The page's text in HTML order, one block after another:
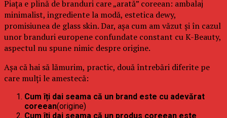
Piața e plină de branduri care „arată” coreean: ambalaj
minimalist, ingrediente la modă, estetica dewy,
promisiunea de glass skin. Dar, așa cum am văzut și în cazul
unor branduri europene confundate constant cu K-Beauty,
aspectul nu spune nimic despre origine.
Așa că hai să lămurim, practic, două întrebări diferite pe
care mulți le amestecă:
Cum îți dai seama că un brand este cu adevărat
coreean(origine)
Cum îți dai seama că un produs coreean este